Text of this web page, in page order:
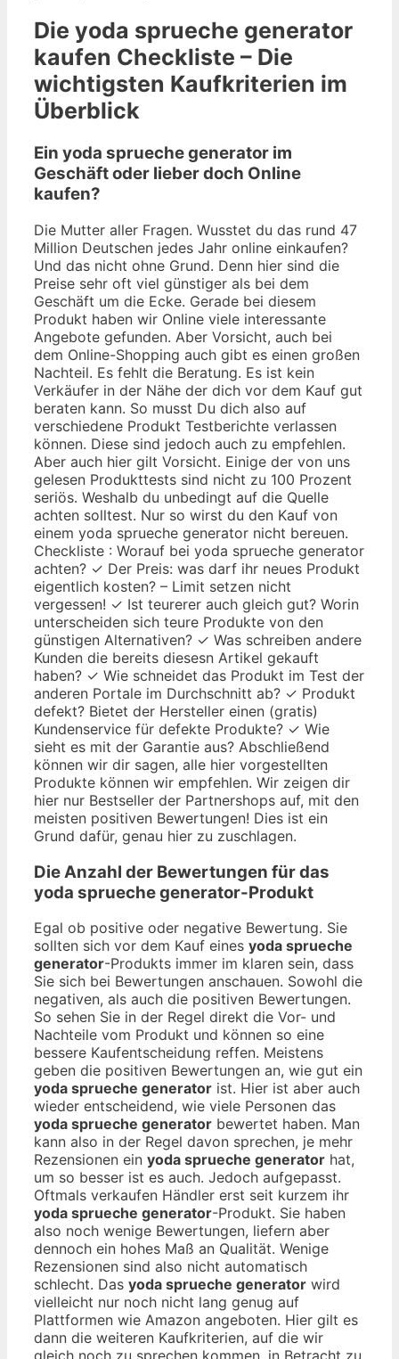
Die yoda sprueche generator
kaufen Checkliste – Die
wichtigsten Kaufkriterien im
Überblick
Ein yoda sprueche generator im
Geschäft oder lieber doch Online
kaufen?
Die Mutter aller Fragen. Wusstet du das rund 47
Million Deutschen jedes Jahr online einkaufen?
Und das nicht ohne Grund. Denn hier sind die
Preise sehr oft viel günstiger als bei dem
Geschäft um die Ecke. Gerade bei diesem
Produkt haben wir Online viele interessante
Angebote gefunden. Aber Vorsicht, auch bei
dem Online-Shopping auch gibt es einen großen
Nachteil. Es fehlt die Beratung. Es ist kein
Verkäufer in der Nähe der dich vor dem Kauf gut
beraten kann. So musst Du dich also auf
verschiedene Produkt Testberichte verlassen
können. Diese sind jedoch auch zu empfehlen.
Aber auch hier gilt Vorsicht. Einige der von uns
gelesen Produkttests sind nicht zu 100 Prozent
seriös. Weshalb du unbedingt auf die Quelle
achten solltest. Nur so wirst du den Kauf von
einem yoda sprueche generator nicht bereuen.
Checkliste : Worauf bei yoda sprueche generator
achten? ✓ Der Preis: was darf ihr neues Produkt
eigentlich kosten? – Limit setzen nicht
vergessen! ✓ Ist teurerer auch gleich gut? Worin
unterscheiden sich teure Produkte von den
günstigen Alternativen? ✓ Was schreiben andere
Kunden die bereits diesesn Artikel gekauft
haben? ✓ Wie schneidet das Produkt im Test der
anderen Portale im Durchschnitt ab? ✓ Produkt
defekt? Bietet der Hersteller einen (gratis)
Kundenservice für defekte Produkte? ✓ Wie
sieht es mit der Garantie aus? Abschließend
können wir dir sagen, alle hier vorgestellten
Produkte können wir empfehlen. Wir zeigen dir
hier nur Bestseller der Partnershops auf, mit den
meisten positiven Bewertungen! Dies ist ein
Grund dafür, genau hier zu zuschlagen.
Die Anzahl der Bewertungen für das
yoda sprueche generator-Produkt
Egal ob positive oder negative Bewertung. Sie
sollten sich vor dem Kauf eines yoda sprueche
generator-Produkts immer im klaren sein, dass
Sie sich bei Bewertungen anschauen. Sowohl die
negativen, als auch die positiven Bewertungen.
So sehen Sie in der Regel direkt die Vor- und
Nachteile vom Produkt und können so eine
bessere Kaufentscheidung reffen. Meistens
geben die positiven Bewertungen an, wie gut ein
yoda sprueche generator ist. Hier ist aber auch
wieder entscheidend, wie viele Personen das
yoda sprueche generator bewertet haben. Man
kann also in der Regel davon sprechen, je mehr
Rezensionen ein yoda sprueche generator hat,
um so besser ist es auch. Jedoch aufgepasst.
Oftmals verkaufen Händler erst seit kurzem ihr
yoda sprueche generator-Produkt. Sie haben
also noch wenige Bewertungen, liefern aber
dennoch ein hohes Maß an Qualität. Wenige
Rezensionen sind also nicht automatisch
schlecht. Das yoda sprueche generator wird
vielleicht nur noch nicht lang genug auf
Plattformen wie Amazon angeboten. Hier gilt es
dann die weiteren Kaufkriterien, auf die wir